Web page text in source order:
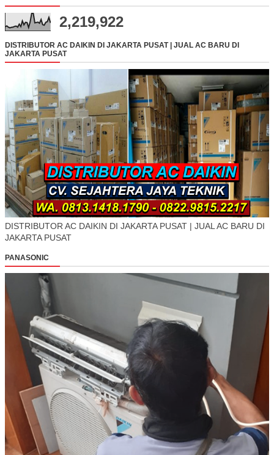
2,219,922
DISTRIBUTOR AC DAIKIN DI JAKARTA PUSAT | JUAL AC BARU DI
JAKARTA PUSAT
DISTRIBUTOR AC DAIKIN DI JAKARTA PUSAT | JUAL AC BARU DI
JAKARTA PUSAT
PANASONIC